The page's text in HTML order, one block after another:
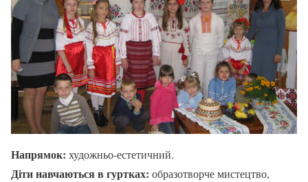
Напрямок: художньо-естетичний.
Діти навчаються в гуртках: образотворче мистецтво,